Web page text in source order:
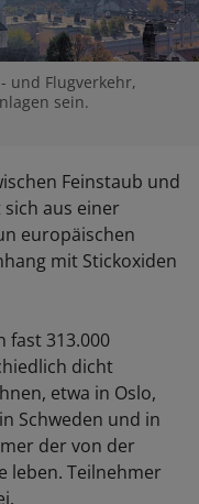
und Flugverkehr,
sein.
Feinstaub und
aus einer
europäischen
mit Stickoxiden
fast 313.000
dicht
etwa in Oslo,
Schweden und in
der von der
leben. Teilnehmer